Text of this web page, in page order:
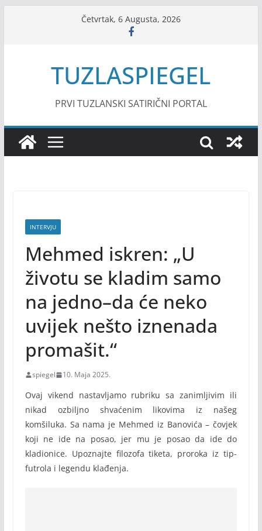
Četvrtak, 6 Augusta, 2026
TUZLASPIEGEL
PRVI TUZLANSKI SATIRIČNI PORTAL
INTERVJU
Mehmed iskren: „U
životu se kladim samo
na jedno–da će neko
uvijek nešto iznenada
promašit.“
spiegel 10. Maja 2025.
Ovaj vikend nastavljamo rubriku sa zanimljivim ili
nikad ozbiljno shvaćenim likovima iz našeg
komšiluka. Sa nama je Mehmed iz Banovića – čovjek
koji ne ide na posao, jer mu je posao da ide do
kladionice. Upoznajte filozofa tiketa, proroka iz tip-
futrola i legendu klađenja.